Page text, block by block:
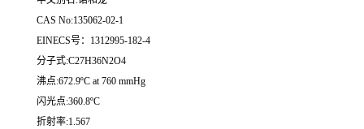
CAS No:135062-02-1
EINECS号：1312995-182-4
分子式:C27H36N2O4
沸点:672.9ºC at 760 mmHg
闪光点:360.8ºC
折射率:1.567